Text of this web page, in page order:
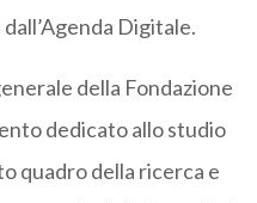
Digitale.
della Fondazione
dedicato allo studio
quadro della ricerca e